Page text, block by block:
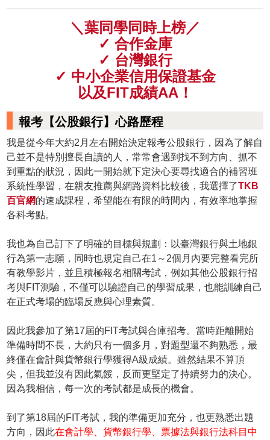
＼葉同學同時上榜／
✓ 合作金庫
✓ 台灣銀行
✓ 中小企業信用保證基金
以及FIT成績AA！
報考【公股銀行】心路歷程
我是從今年大約2月左右開始決定報考公股銀行，因為了解自
己並不是特別擅長自讀的人，常常會遇到找不到方向、抓不
到重點的狀況，因此一開始就下定決心要尋找適合的補習班
系統性學習，在親友推薦與網路資料比較後，我選擇了TKB
百官網的速成課程，希望能在有限的時間內，有效率地掌握
各科考點。
我也為自己訂下了明確的目標與規劃：以臺灣銀行與土地銀
行為第一志願，同時也規定自己在1～2個月內要完整看完所
有教學影片，並且積極報名相關考試，例如其他公股銀行招
考與FIT測驗，不僅可以驗證自己的學習成果，也能訓練自己
在正式考場的臨場反應與心理素質。
因此我參加了第17屆的FIT考試與合庫招考。當時距離開始
準備時間不長，大約只有一個多月，對題型還不夠熟悉，最
終僅在會計與貨幣銀行學獲得A級成績。雖然結果不算頂
尖，但我並沒有因此氣餒，反而更堅定了持續努力的決心。
因為我相信，每一次的考試都是成長的機會。
到了第18屆的FIT考試，我的準備更加充分，也更熟悉出題
方向，因此在會計學、貨幣銀行學、票據法與銀行法科目中